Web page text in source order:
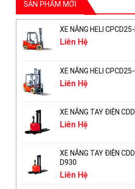
SẢN PHẨM MỚI
XE NÂNG HELI
Liên Hệ
XE NÂNG HELI
Liên Hệ
XE NÂNG TAY ĐIỆN
Liên Hệ
XE NÂNG TAY ĐIỆN
D930
Liên Hệ